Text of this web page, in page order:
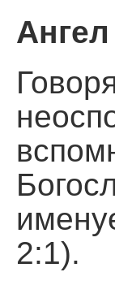
2:1).